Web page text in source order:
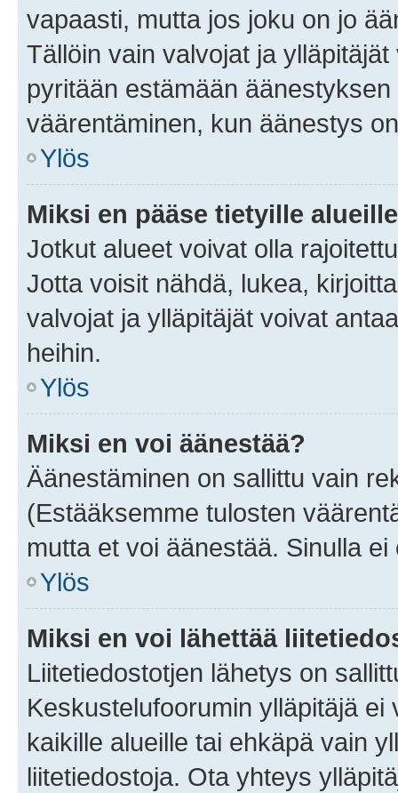
vapaasti, mutta jos joku on jo
Tällöin vain valvojat ja
pyritään estämään
väärentäminen, kun äänestys
Ylös
Miksi en pääse tietyille
Jotkut alueet voivat olla
Jotta voisit nähdä, lukea,
valvojat ja ylläpitäjät voivat
heihin.
Ylös
Miksi en voi äänestää?
Äänestäminen on sallittu vain
(Estääksemme tulosten
mutta et voi äänestää. Sinulla
Ylös
Miksi en voi lähettää
Liitetiedostotjen lähetys on
Keskustelufoorumin ylläpitäjä
kaikille alueille tai ehkäpä vain
liitetiedostoja. Ota yhteys